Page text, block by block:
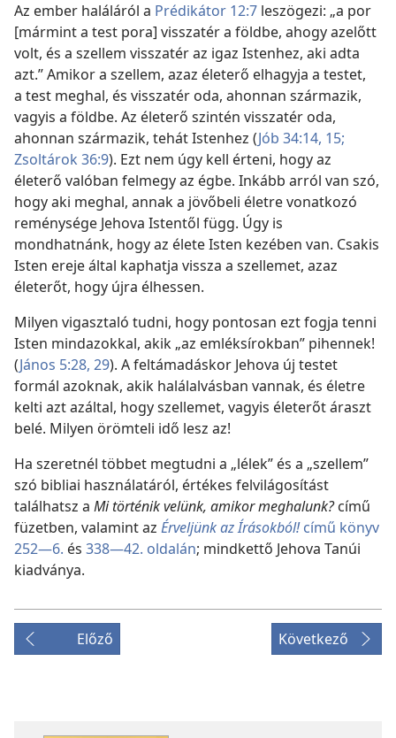
Az ember haláláról a Prédikátor 12:7 leszögezi: „a por
[mármint a test pora] visszatér a földbe, ahogy azelőtt
volt, és a szellem visszatér az igaz Istenhez, aki adta
azt.” Amikor a szellem, azaz életerő elhagyja a testet,
a test meghal, és visszatér oda, ahonnan származik,
vagyis a földbe. Az életerő szintén visszatér oda,
ahonnan származik, tehát Istenhez (Jób 34:14, 15;
Zsoltárok 36:9). Ezt nem úgy kell érteni, hogy az
életerő valóban felmegy az égbe. Inkább arról van szó,
hogy aki meghal, annak a jövőbeli életre vonatkozó
reménysége Jehova Istentől függ. Úgy is
mondhatnánk, hogy az élete Isten kezében van. Csakis
Isten ereje által kaphatja vissza a szellemet, azaz
életerőt, hogy újra élhessen.
Milyen vigasztaló tudni, hogy pontosan ezt fogja tenni
Isten mindazokkal, akik „az emléksírokban” pihennek!
(János 5:28, 29). A feltámadáskor Jehova új testet
formál azoknak, akik halálalvásban vannak, és életre
kelti azt azáltal, hogy szellemet, vagyis életerőt áraszt
belé. Milyen örömteli idő lesz az!
Ha szeretnél többet megtudni a „lélek” és a „szellem”
szó bibliai használatáról, értékes felvilágosítást
találhatsz a Mi történik velünk, amikor meghalunk?című
füzetben, valamint az Érveljünk az Írásokból!című könyv
252—6. és 338—42. oldalán; mindkettő Jehova Tanúi
kiadványa.
Előző Következő